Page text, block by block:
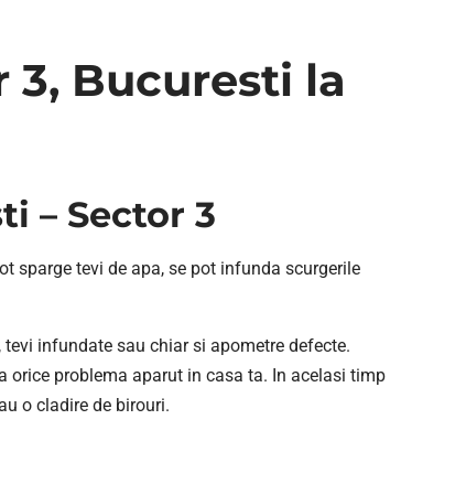
3, Bucuresti la
– Sector 3
sparge tevi de apa, se pot infunda scurgerile
infundate sau chiar si apometre defecte.
orice problema aparut in casa ta. In acelasi timp
o cladire de birouri.